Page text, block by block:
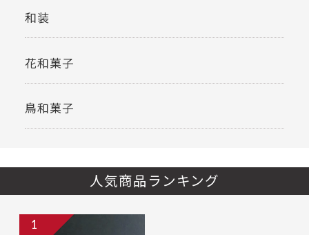
和装
花和菓子
鳥和菓子
人気商品ランキング
1